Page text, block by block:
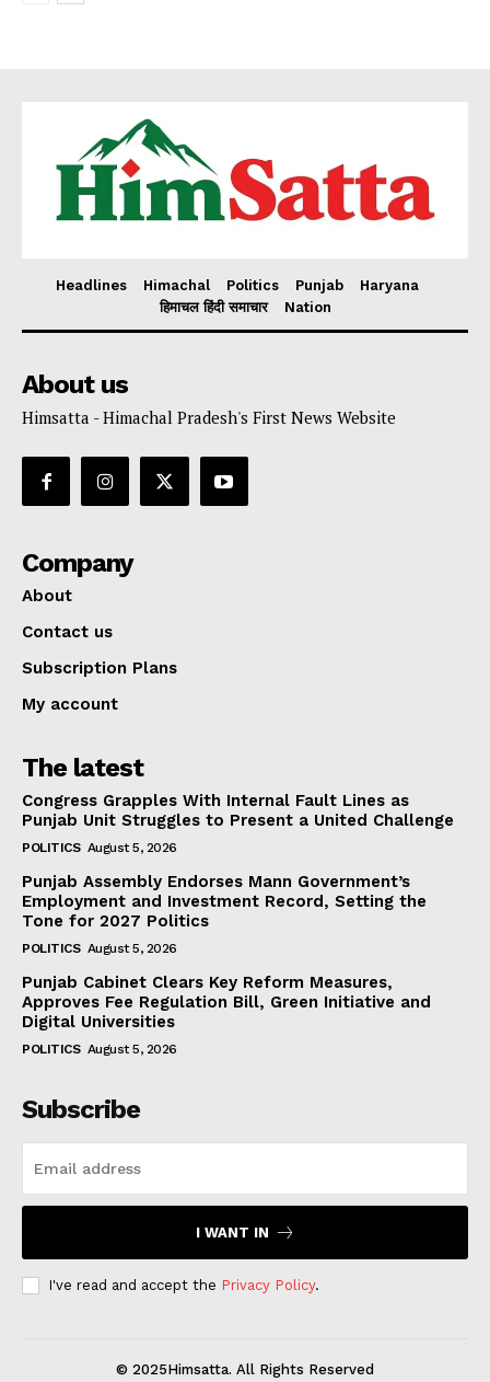
Headlines Himachal Politics Punjab
Haryana
हिमाचल हिंदी समाचार
Nation
About us
Himsatta - Himachal Pradesh's First News Website
Company
About
Contact us
Subscription Plans
My account
The latest
Congress Grapples With Internal Fault Lines as
Punjab Unit Struggles to Present a United Challenge
POLITICS August 5, 2026
Punjab Assembly Endorses Mann Government’s
Employment and Investment Record, Setting the
Tone for 2027 Politics
POLITICS August 5, 2026
Punjab Cabinet Clears Key Reform Measures,
Approves Fee Regulation Bill, Green Initiative and
Digital Universities
POLITICS August 5, 2026
Subscribe
I WANT IN
I've read and accept the Privacy Policy.
© 2025Himsatta. All Rights Reserved